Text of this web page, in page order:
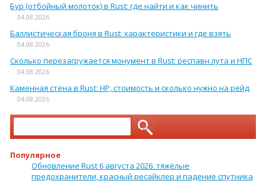
Бур (отбойный молоток) в Rust: где найти и как чинить
04.08.2026
Баллистическая броня в Rust: характеристики и где взять
04.08.2026
Сколько перезагружается монумент в Rust: респавн лута и НПС
04.08.2026
Каменная стена в Rust: HP, стоимость и сколько нужно на рейд
04.08.2026
Найти:
Популярное
Обновление Rust 6 августа 2026: тяжёлые
предохранители, красный ресайклер и падение спутника